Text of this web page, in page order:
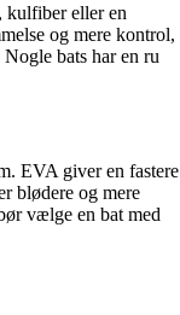
kulfiber eller en
og mere kontrol,
bats har en ru
EVA giver en fastere
blødere og mere
vælge en bat med